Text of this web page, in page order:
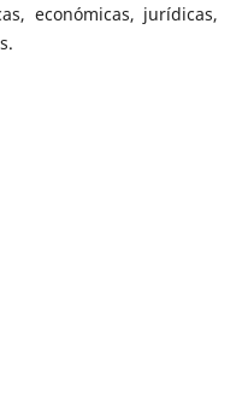
económicas, jurídicas,